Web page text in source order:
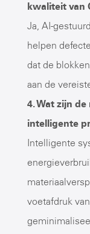
kwaliteit van
Ja, AI-
helpen
dat de
aan de
4. Wat zijn
intelligente
Intelligente
voetafdruk